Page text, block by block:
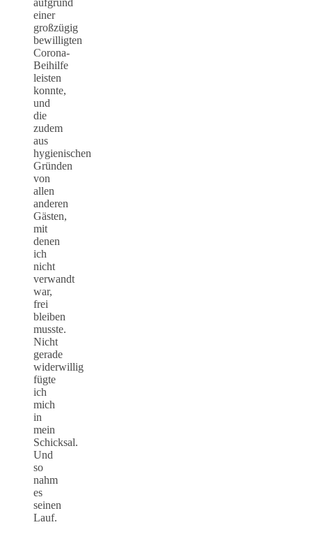
einer
großzügig
bewilligten
Corona-
Beihilfe
leisten
konnte,
und
die
zudem
aus
hygienischen
Gründen
von
allen
anderen
Gästen,
mit
denen
ich
nicht
verwandt
war,
frei
bleiben
musste.
Nicht
gerade
widerwillig
fügte
ich
mich
in
mein
Schicksal.
Und
so
nahm
es
seinen
Lauf.